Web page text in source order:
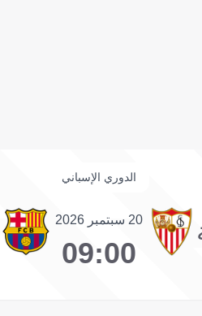
الدوري الإسباني
20 سبتمبر 2026
09:00